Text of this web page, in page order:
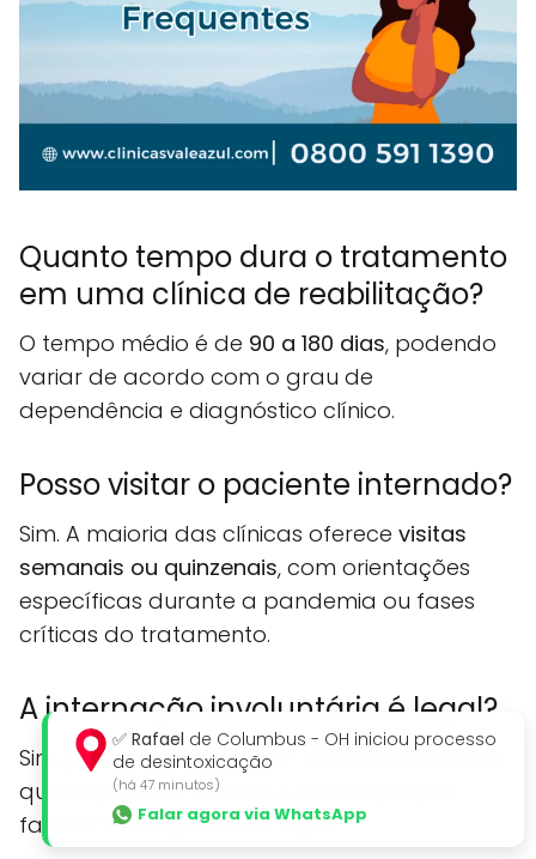
Quanto tempo dura o tratamento
em uma clínica de reabilitação?
O tempo médio é de 90 a 180 dias, podendo
variar de acordo com o grau de
dependência e diagnóstico clínico.
Posso visitar o paciente internado?
Sim. A maioria das clínicas oferece visitas
semanais ou quinzenais, com orientações
específicas durante a pandemia ou fases
críticas do tratamento.
A internação involuntária é legal?
Sim, prevista por lei (Lei nº 13.840/2019), desde
que haja laudo médico e solicitação por
familiar ou responsável legal.
✅ Rafael de Columbus - OH iniciou processo
de desintoxicação
(há 47 minutos)
Falar agora via WhatsApp